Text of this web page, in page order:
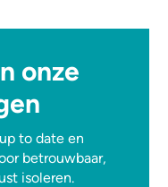
onze
to date en
betrouwbaar,
isoleren.